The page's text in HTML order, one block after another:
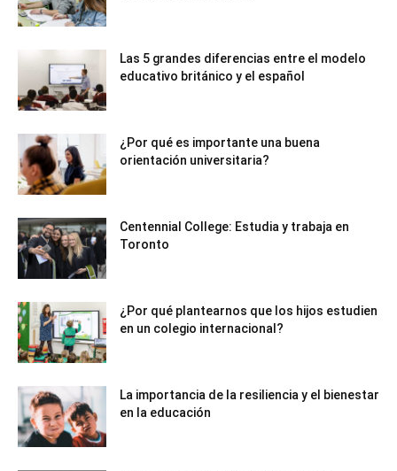
Las 5 grandes diferencias entre el modelo
educativo británico y el español
¿Por qué es importante una buena
orientación universitaria?
Centennial College: Estudia y trabaja en
Toronto
¿Por qué plantearnos que los hijos estudien
en un colegio internacional?
La importancia de la resiliencia y el bienestar
en la educación